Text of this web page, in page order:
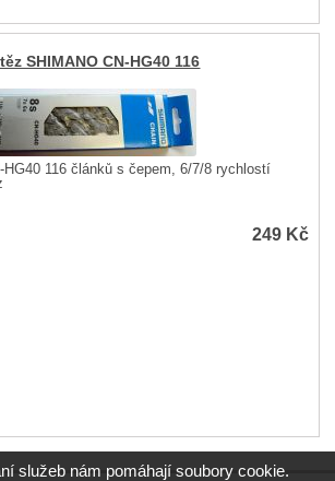
SHIMANO CN-HG40 116
HG40 116 článků s čepem, 6/7/8 rychlostí
249 Kč
služeb nám pomáhají soubory cookie.